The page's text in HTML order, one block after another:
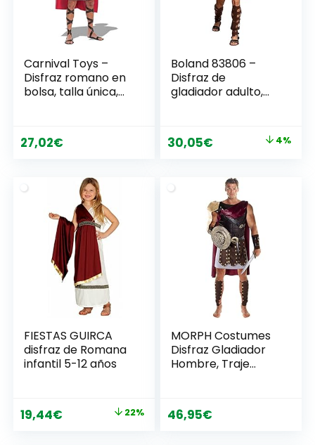
Carnival Toys –
Disfraz romano en
bolsa, talla única,
27,02€
Boland 83806 –
Disfraz de
gladiador adulto,
pelea, coloseo,
carnaval,
carnaval, carnaval,
fiesta temática,
disfraz, teatro, talla
El
era:
31,25€.
30,05€
actual
es:
30,05€.
4%
FIESTAS GUIRCA
disfraz de Romana
infantil 5-12 años
El
19,44€ 22%
MORPH Costumes
Disfraz Gladiador
Hombre, Traje
Adulto, Disfraz
Legionario Hombre,
46,95€